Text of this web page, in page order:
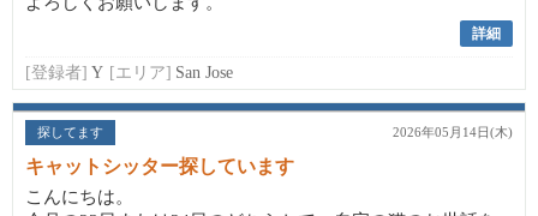
詳細
[登録者] Y [エリア] San Jose
探してます 2026年05月14日(木)
キャットシッター探しています
こんにちは。